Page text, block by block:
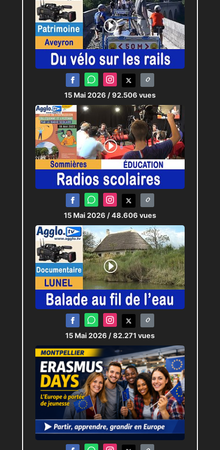
15 Mai 2026 / 92.506 vues
15 Mai 2026 / 48.606 vues
15 Mai 2026 / 82.271 vues